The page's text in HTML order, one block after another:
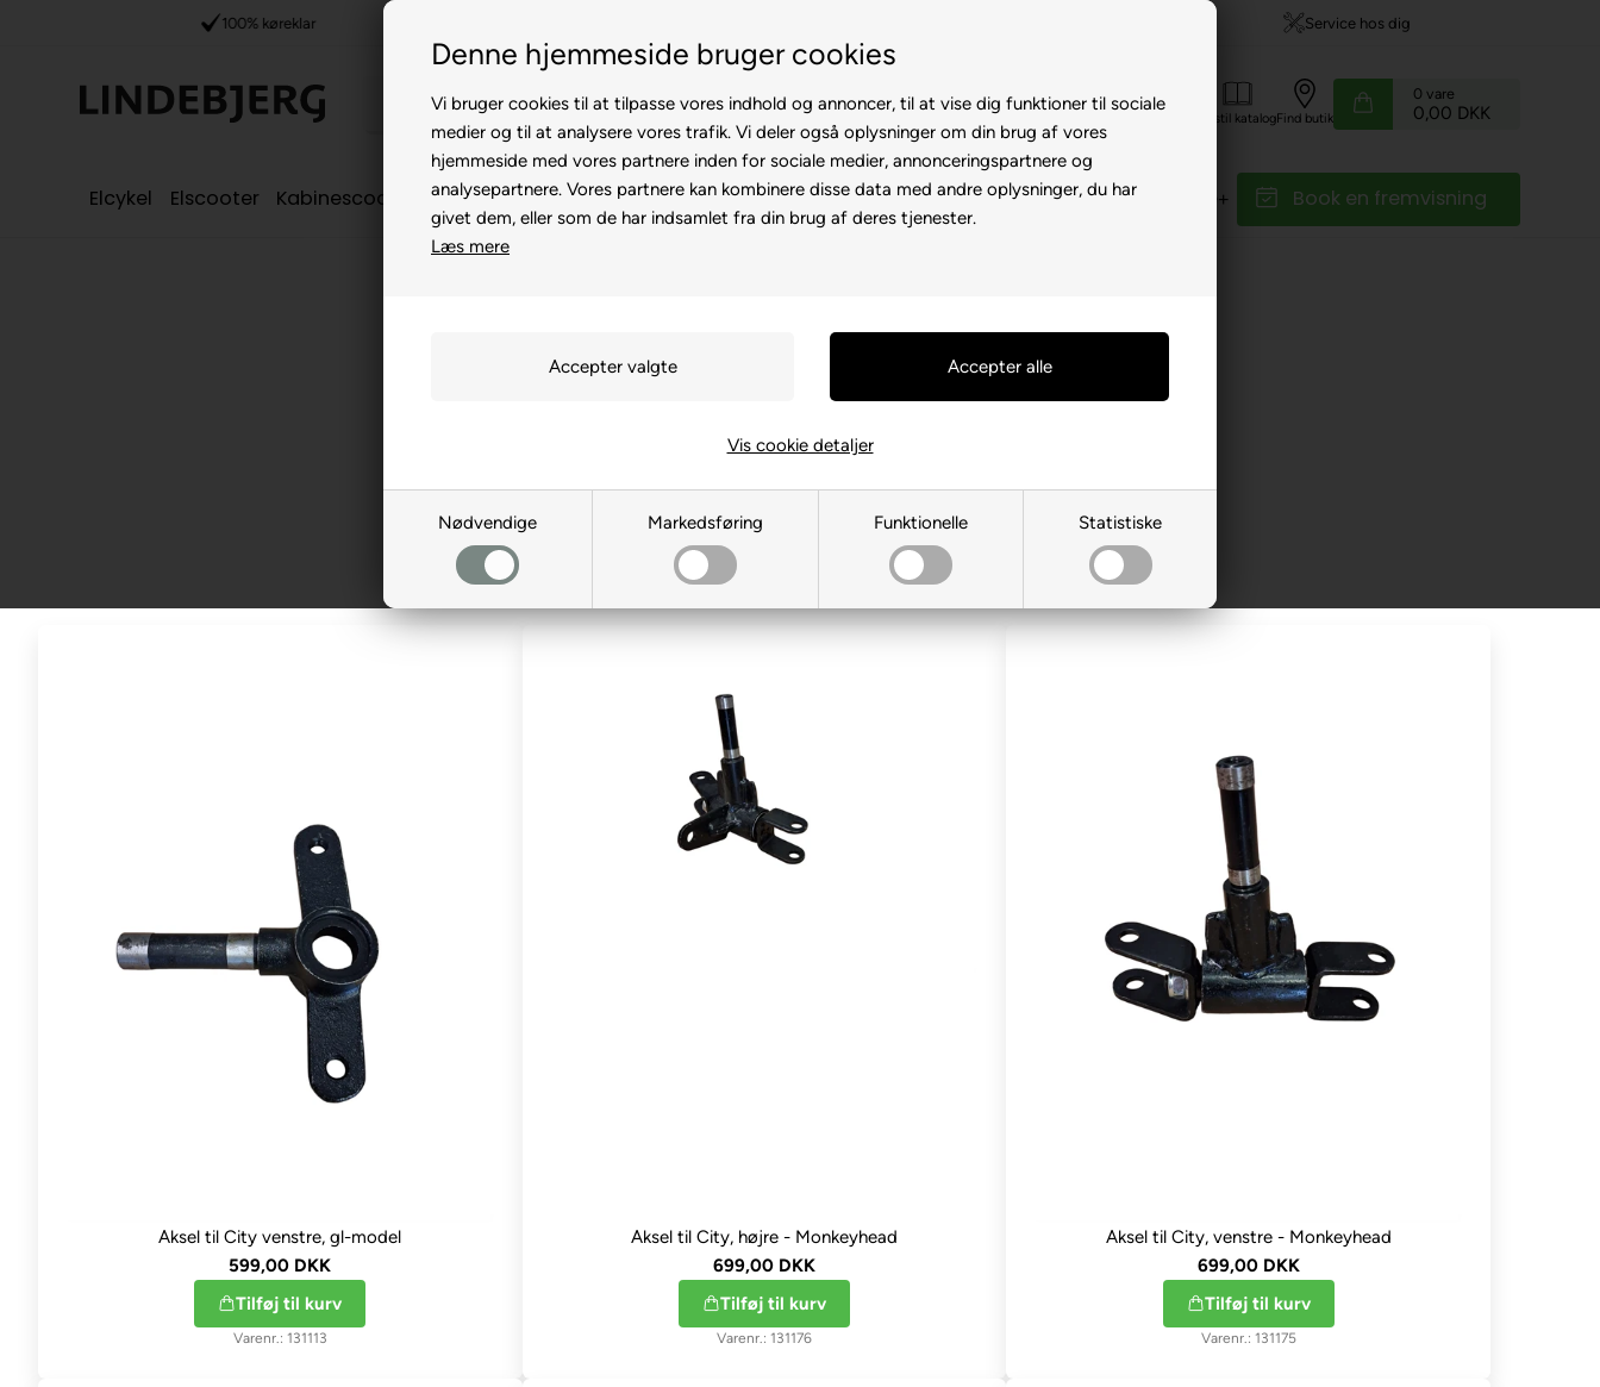
Denne hjemmeside bruger cookies
Vi bruger cookies til at tilpasse vores indhold og annoncer, til at vise dig funktioner til sociale
medier og til at analysere vores trafik. Vi deler også oplysninger om din brug af vores
hjemmeside med vores partnere inden for sociale medier, annonceringspartnere og
analysepartnere. Vores partnere kan kombinere disse data med andre oplysninger, du har
givet dem, eller som de har indsamlet fra din brug af deres tjenester.
Læs mere
Nødvendige Markedsføring Funktionelle Statistiske
Vis cookie detaljer
100% køreklar Service hos dig
Bestil katalogFind butik
0 vare
0,00 DKK
Elcykel Elscooter Kabinescooter Seniorcykel Rollator Brugte Otiumstole El-kørestol Tilbehør Reservedele Book en fremvisning
Styretøj
Sortering
Aksel til City venstre, gl-model
599,00 DKK
Tilføj til kurv
131113
Aksel til City, højre - Monkeyhead
699,00 DKK
Tilføj til kurv
131176
Aksel til City, venstre - Monkeyhead
699,00 DKK
Tilføj til kurv
131175